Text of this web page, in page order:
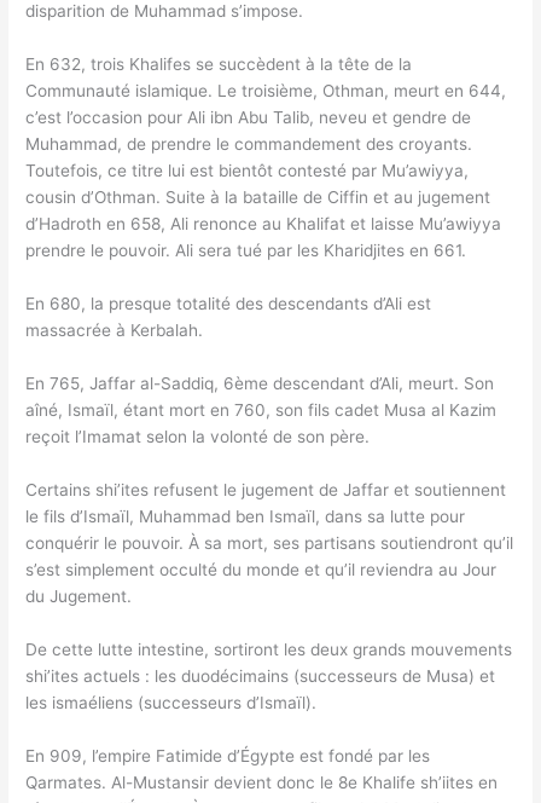
disparition de Muhammad s’impose.
En 632, trois Khalifes se succèdent à la tête de la
Communauté islamique. Le troisième, Othman, meurt en 644,
c’est l’occasion pour Ali ibn Abu Talib, neveu et gendre de
Muhammad, de prendre le commandement des croyants.
Toutefois, ce titre lui est bientôt contesté par Mu’awiyya,
cousin d’Othman. Suite à la bataille de Ciffin et au jugement
d’Hadroth en 658, Ali renonce au Khalifat et laisse Mu’awiyya
prendre le pouvoir. Ali sera tué par les Kharidjites en 661.
En 680, la presque totalité des descendants d’Ali est
massacrée à Kerbalah.
En 765, Jaffar al-Saddiq, 6ème descendant d’Ali, meurt. Son
aîné, Ismaïl, étant mort en 760, son fils cadet Musa al Kazim
reçoit l’Imamat selon la volonté de son père.
Certains shi’ites refusent le jugement de Jaffar et soutiennent
le fils d’Ismaïl, Muhammad ben Ismaïl, dans sa lutte pour
conquérir le pouvoir. À sa mort, ses partisans soutiendront qu’il
s’est simplement occulté du monde et qu’il reviendra au Jour
du Jugement.
De cette lutte intestine, sortiront les deux grands mouvements
shi’ites actuels : les duodécimains (successeurs de Musa) et
les ismaéliens (successeurs d’Ismaïl).
En 909, l’empire Fatimide d’Égypte est fondé par les
Qarmates. Al-Mustansir devient donc le 8e Khalife sh’iites en